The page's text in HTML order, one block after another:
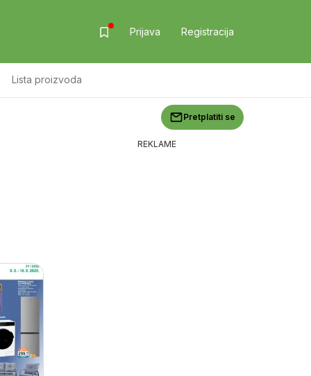
Prijava Registracija
Lista proizvoda
Pretplatiti se
REKLAME